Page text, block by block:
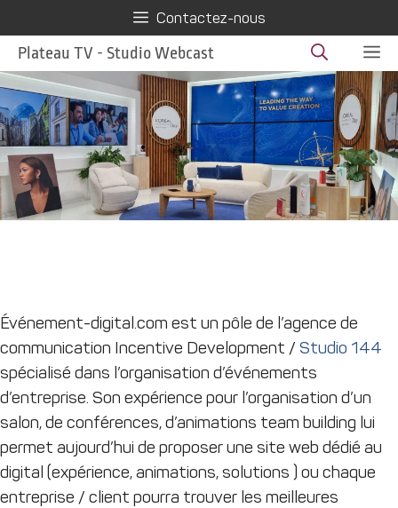
au
contenu
Contactez-nous
Plateau TV - Studio Webcast
Événement-digital.com est un pôle de l’agence de
communication Incentive Development / Studio 144
spécialisé dans l’organisation d’événements
d’entreprise. Son expérience pour l’organisation d’un
salon, de conférences, d’animations team building lui
permet aujourd’hui de proposer une site web dédié au
digital (expérience, animations, solutions ) ou chaque
entreprise / client pourra trouver les meilleures